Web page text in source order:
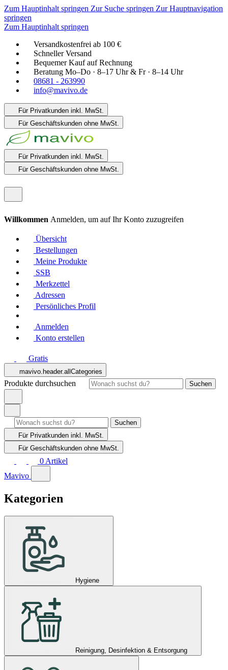
Zum Hauptinhalt springen Zur Suche springen Zur Hauptnavigation
springen
Zum Hauptinhalt springen
Versandkostenfrei ab 100 €
Schneller Versand
Bequemer Kauf auf Rechnung
Beratung Mo–Do · 8–17 Uhr & Fr · 8–14 Uhr
08681 - 263990
info@mavivo.de
Für Privatkunden inkl. MwSt.
Für Geschäftskunden ohne MwSt.
Für Privatkunden inkl. MwSt.
Für Geschäftskunden ohne MwSt.
Willkommen Anmelden, um auf Ihr Konto zuzugreifen
Übersicht
Bestellungen
Meine Produkte
SSB
Merkzettel
Adressen
Persönliches Profil
Anmelden
Konto erstellen
Gratis
mavivo.header.allCategories
Produkte durchsuchen Suchen
Suchen
Für Privatkunden inkl. MwSt.
Für Geschäftskunden ohne MwSt.
0 Artikel
Mavivo
Kategorien
Hygiene
Reinigung, Desinfektion & Entsorgung